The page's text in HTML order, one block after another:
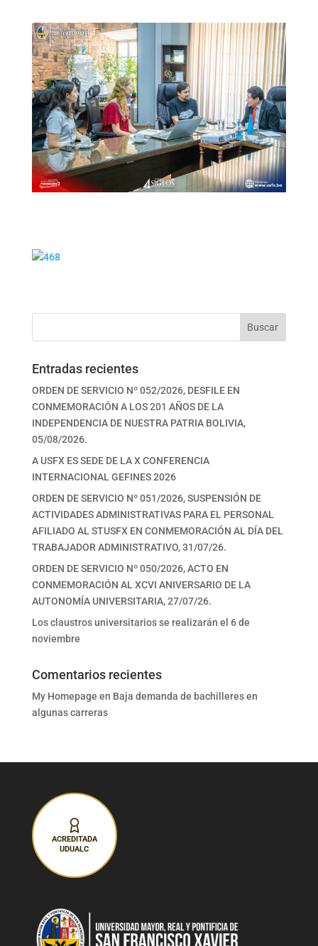
Buscar
Entradas recientes
ORDEN DE SERVICIO Nº 052/2026, DESFILE EN
CONMEMORACIÓN A LOS 201 AÑOS DE LA
INDEPENDENCIA DE NUESTRA PATRIA BOLIVIA,
05/08/2026.
A USFX ES SEDE DE LA X CONFERENCIA
INTERNACIONAL GEFINES 2026
ORDEN DE SERVICIO Nº 051/2026, SUSPENSIÓN DE
ACTIVIDADES ADMINISTRATIVAS PARA EL PERSONAL
AFILIADO AL STUSFX EN CONMEMORACIÓN AL DÍA DEL
TRABAJADOR ADMINISTRATIVO, 31/07/26.
ORDEN DE SERVICIO Nº 050/2026, ACTO EN
CONMEMORACIÓN AL XCVI ANIVERSARIO DE LA
AUTONOMÍA UNIVERSITARIA, 27/07/26.
Los claustros universitarios se realizarán el 6 de
noviembre
Comentarios recientes
My Homepage en Baja demanda de bachilleres en
algunas carreras
ACREDITADA
UDUALC